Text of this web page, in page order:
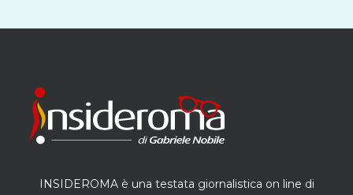
INSIDEROMA è una testata giornalistica on line di